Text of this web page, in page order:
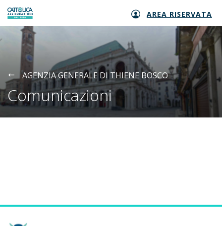
Generali logo AREA RISERVATA
AGENZIA GENERALE DI THIENE BOSCO
Comunicazioni